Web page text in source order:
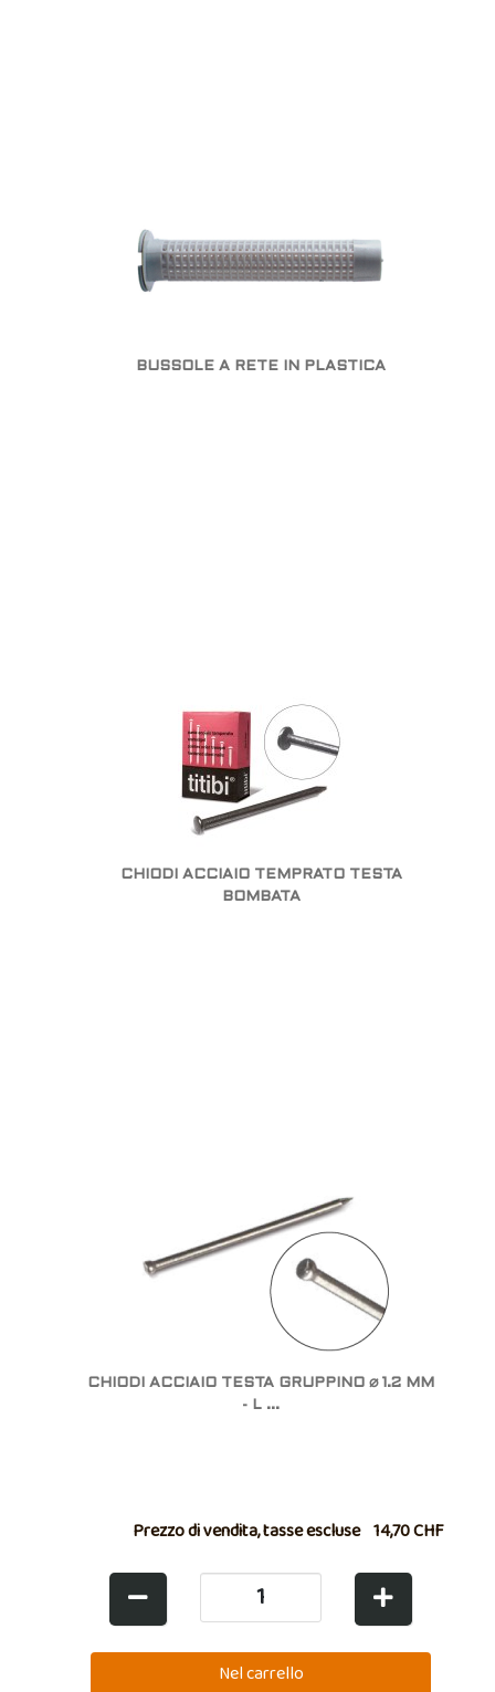
BUSSOLE A RETE IN PLASTICA
CHIODI ACCIAIO TEMPRATO TESTA
BOMBATA
CHIODI ACCIAIO TESTA GRUPPINO ⌀ 1.2 MM
- L ...
Prezzo di vendita, tasse escluse 14,70 CHF